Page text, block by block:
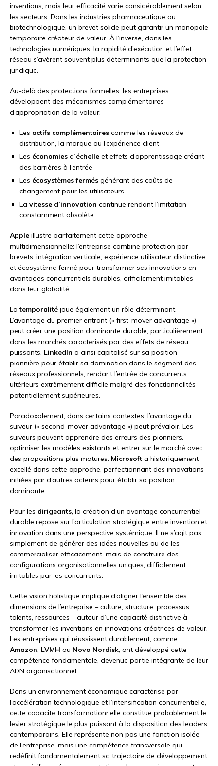
inventions, mais leur efficacité varie considérablement selon
les secteurs. Dans les industries pharmaceutique ou
biotechnologique, un brevet solide peut garantir un monopole
temporaire créateur de valeur. À l’inverse, dans les
technologies numériques, la rapidité d’exécution et l’effet
réseau s’avèrent souvent plus déterminants que la protection
juridique.
Au-delà des protections formelles, les entreprises
développent des mécanismes complémentaires
d’appropriation de la valeur:
Les actifs complémentaires comme les réseaux de
distribution, la marque ou l’expérience client
Les économies d’échelle et effets d’apprentissage créant
des barrières à l’entrée
Les écosystèmes fermés générant des coûts de
changement pour les utilisateurs
La vitesse d’innovation continue rendant l’imitation
constamment obsolète
Apple illustre parfaitement cette approche
multidimensionnelle: l’entreprise combine protection par
brevets, intégration verticale, expérience utilisateur distinctive
et écosystème fermé pour transformer ses innovations en
avantages concurrentiels durables, difficilement imitables
dans leur globalité.
Latemporalité joue également un rôle déterminant.
L’avantage du premier entrant (« first-mover advantage »)
peut créer une position dominante durable, particulièrement
dans les marchés caractérisés par des effets de réseau
puissants. LinkedIn a ainsi capitalisé sur sa position
pionnière pour établir sa domination dans le segment des
réseaux professionnels, rendant l’entrée de concurrents
ultérieurs extrêmement difficile malgré des fonctionnalités
potentiellement supérieures.
Paradoxalement, dans certains contextes, l’avantage du
suiveur (« second-mover advantage ») peut prévaloir. Les
suiveurs peuvent apprendre des erreurs des pionniers,
optimiser les modèles existants et entrer sur le marché avec
des propositions plus matures. Microsoft a historiquement
excellé dans cette approche, perfectionnant des innovations
initiées par d’autres acteurs pour établir sa position
dominante.
Pour les dirigeants, la création d’un avantage concurrentiel
durable repose sur l’articulation stratégique entre invention et
innovation dans une perspective systémique. Il ne s’agit pas
simplement de générer des idées nouvelles ou de les
commercialiser efficacement, mais de construire des
configurations organisationnelles uniques, difficilement
imitables par les concurrents.
Cette vision holistique implique d’aligner l’ensemble des
dimensions de l’entreprise – culture, structure, processus,
talents, ressources – autour d’une capacité distinctive à
transformer les inventions en innovations créatrices de valeur.
Les entreprises qui réussissent durablement, comme
Amazon, LVMH ou Novo Nordisk, ont développé cette
compétence fondamentale, devenue partie intégrante de leur
ADN organisationnel.
Dans un environnement économique caractérisé par
l’accélération technologique et l’intensification concurrentielle,
cette capacité transformationnelle constitue probablement le
levier stratégique le plus puissant à la disposition des leaders
contemporains. Elle représente non pas une fonction isolée
de l’entreprise, mais une compétence transversale qui
redéfinit fondamentalement sa trajectoire de développement